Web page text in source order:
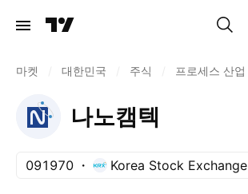
마켓 대한민국 주식 프로세스 산업
나노캠텍
091970 Korea Stock Exchange